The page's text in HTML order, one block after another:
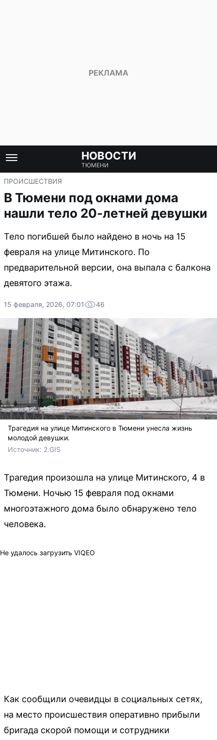
НОВОСТИ
ТЮМЕНИ
ПРОИСШЕСТВИЯ
В Тюмени под окнами дома
нашли тело 20-летней девушки
Тело погибшей было найдено в ночь на 15
февраля на улице Митинского. По
предварительной версии, она выпала с балкона
девятого этажа.
15 февраля, 2026, 07:01 46
Трагедия на улице Митинского в Тюмени унесла жизнь
молодой девушки.
Источник: 2.GIS
Трагедия произошла на улице Митинского, 4 в
Тюмени. Ночью 15 февраля под окнами
многоэтажного дома было обнаружено тело
человека.
Не удалось загрузить VIQEO
Как сообщили очевидцы в социальных сетях,
на место происшествия оперативно прибыли
бригада скорой помощи и сотрудники